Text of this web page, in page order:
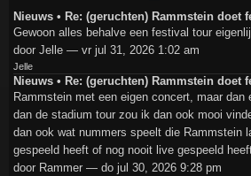
Nieuws • Re: (geruchten) Rammstein doet
Gewoon alles behalve een festival tour
door Jelle — vr jul 31, 2026 1:02 am
Jelle
Nieuws • Re: (geruchten) Rammstein doet
Rammstein met een eigen concert, maar
dan de stadium tour zou ik dan ook mooi
dan ook wat nummers speelt die Rammstein
gespeeld heeft of nog nooit live gespeeld
door Rammer — do jul 30, 2026 9:28 pm